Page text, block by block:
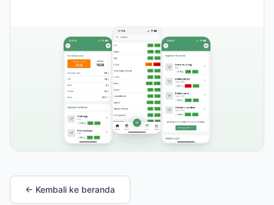
← Kembali ke beranda